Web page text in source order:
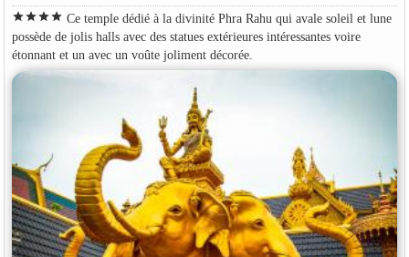
starstarstarstar Ce temple dédié à la divinité Phra Rahu qui avale soleil et lune
possède de jolis halls avec des statues extérieures intéressantes voire
étonnant et un avec un voûte joliment décorée.